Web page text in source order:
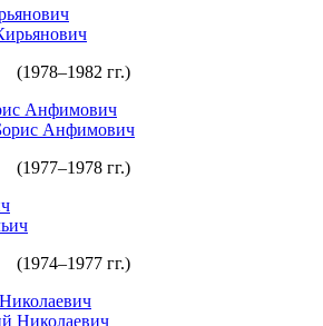
(1978–1982 гг.)
Анфимович
(1977–1978 гг.)
(1974–1977 гг.)